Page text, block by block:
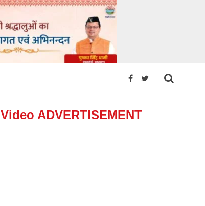
Video ADVERTISEMENT